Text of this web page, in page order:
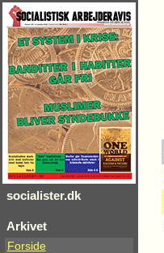
socialister.dk
Arkivet
Forside